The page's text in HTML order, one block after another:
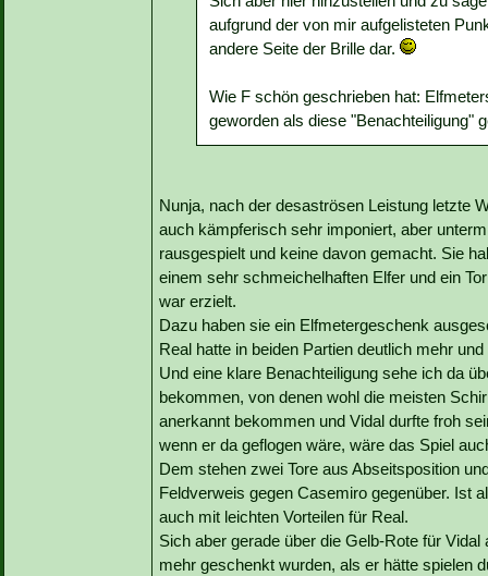
aufgrund der von mir aufgelisteten
andere Seite der Brille dar.
Wie F schön geschrieben hat:
geworden als diese "Benachteiligung"
Nunja, nach der desaströsen Leistung letzte
auch kämpferisch sehr imponiert, aber
rausgespielt und keine davon gemacht. Sie
einem sehr schmeichelhaften Elfer und ein
war erzielt.
Dazu haben sie ein Elfmetergeschenk
Real hatte in beiden Partien deutlich mehr
Und eine klare Benachteiligung sehe ich da
bekommen, von denen wohl die meisten
anerkannt bekommen und Vidal durfte froh
wenn er da geflogen wäre, wäre das Spiel
Dem stehen zwei Tore aus Abseitsposition
Feldverweis gegen Casemiro gegenüber. Ist
auch mit leichten Vorteilen für Real.
Sich aber gerade über die Gelb-Rote für
mehr geschenkt wurden, als er hätte spielen